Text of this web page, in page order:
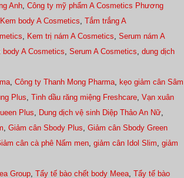
Anh Công ty mỹ phẩm A Cosmetics Phương
Kem body A Cosmetics Tắm trắng A
Kem trị nám A Cosmetics Serum nám A
A Cosmetics Serum A Cosmetics dung dịch
Công ty Thanh Mong Pharma
kẹo giảm cân Sâm
Plus Tinh dầu răng miệng Freshcare Vạn xuân
Plus Dung dịch vệ sinh Diệp Thảo An Nữ
Giảm cân Sbody Plus Giảm cân Sbody Green
cân cà phê Nấm men giảm cân Idol Slim giảm
Group Tẩy tế bào chết body Meea Tẩy tế bào